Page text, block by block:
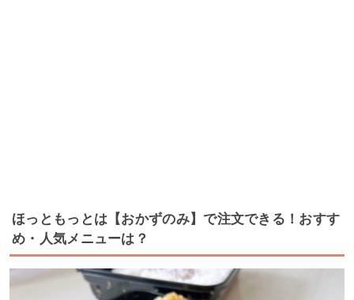
ほっともっとは【おかずのみ】で注文できる！おすす
め・人気メニューは？